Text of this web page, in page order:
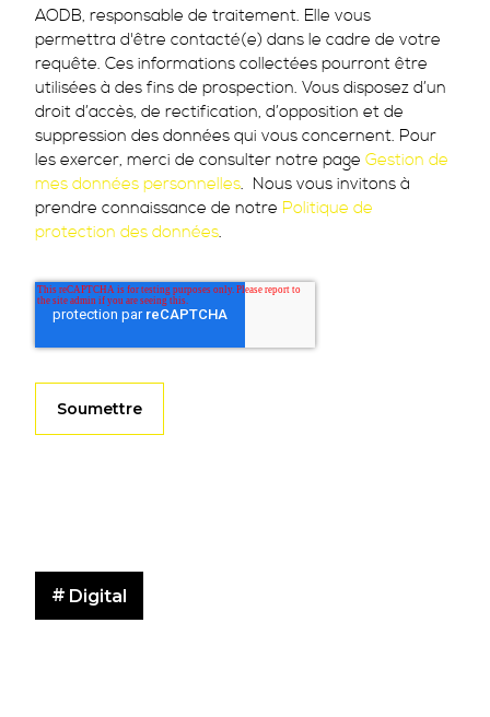
AODB, responsable de traitement. Elle vous
permettra d'être contacté(e) dans le cadre de votre
requête. Ces informations collectées pourront être
utilisées à des fins de prospection. Vous disposez d’un
droit d’accès, de rectification, d’opposition et de
suppression des données qui vous concernent. Pour
les exercer, merci de consulter notre page Gestion de
mes données personnelles. Nous vous invitons à
prendre connaissance de notre Politique de
protection des données.
Digital